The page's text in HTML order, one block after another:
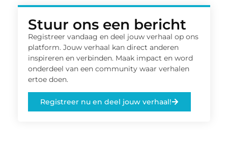
Stuur ons een bericht
Registreer vandaag en deel jouw verhaal op ons
platform. Jouw verhaal kan direct anderen
inspireren en verbinden. Maak impact en word
onderdeel van een community waar verhalen
ertoe doen.
Registreer nu en deel jouw verhaal!